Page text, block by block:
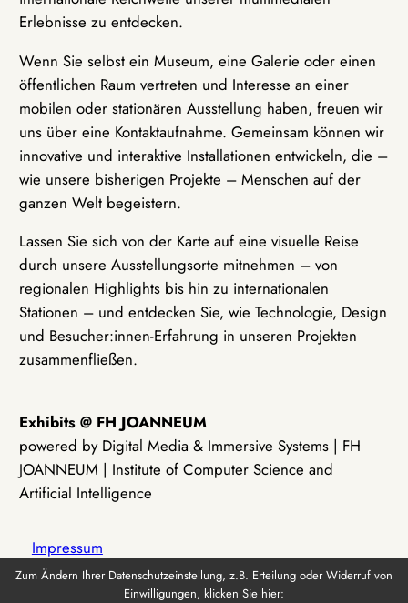
Erlebnisse zu entdecken.
Wenn Sie selbst ein Museum, eine Galerie oder einen
öffentlichen Raum vertreten und Interesse an einer
mobilen oder stationären Ausstellung haben, freuen wir
uns über eine Kontaktaufnahme. Gemeinsam können wir
innovative und interaktive Installationen entwickeln, die –
wie unsere bisherigen Projekte – Menschen auf der
ganzen Welt begeistern.
Lassen Sie sich von der Karte auf eine visuelle Reise
durch unsere Ausstellungsorte mitnehmen – von
regionalen Highlights bis hin zu internationalen
Stationen – und entdecken Sie, wie Technologie, Design
und Besucher:innen-Erfahrung in unseren Projekten
zusammenfließen.
Exhibits @ FH JOANNEUM
powered by Digital Media & Immersive Systems | FH
JOANNEUM | Institute of Computer Science and
Artificial Intelligence
Impressum
Zum Ändern Ihrer Datenschutzeinstellung, z.B. Erteilung oder Widerruf von
Einwilligungen, klicken Sie hier: